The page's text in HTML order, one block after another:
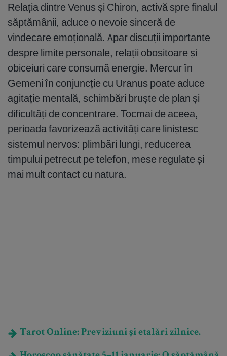
Relația dintre Venus și Chiron, activă spre finalul
săptămânii, aduce o nevoie sinceră de
vindecare emoțională. Apar discuții importante
despre limite personale, relații obositoare și
obiceiuri care consumă energie. Mercur în
Gemeni în conjuncție cu Uranus poate aduce
agitație mentală, schimbări bruște de plan și
dificultăți de concentrare. Tocmai de aceea,
perioada favorizează activități care liniștesc
sistemul nervos: plimbări lungi, reducerea
timpului petrecut pe telefon, mese regulate și
mai mult contact cu natura.
Tarot Online: Previziuni și etalări zilnice.